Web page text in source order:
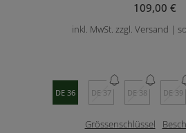
109,00 €
inkl. MwSt. zzgl. Versand |
DE 36 DE 37 DE 38 DE 39
Grössenschlüssel